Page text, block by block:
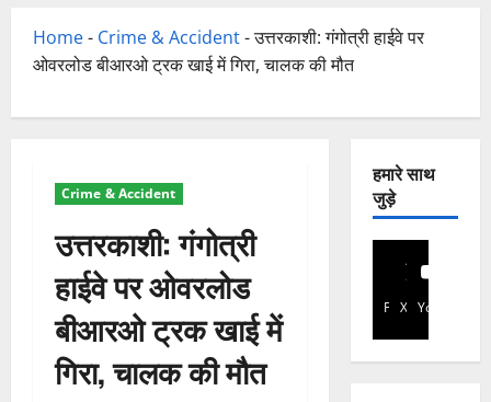
Home- Crime & Accident-उत्तरकाशी: गंगोत्री हाईवे पर
ओवरलोड बीआरओ ट्रक खाई में गिरा, चालक की मौत
Crime & Accident
उत्तरकाशी: गंगोत्री
हाईवे पर ओवरलोड
बीआरओ ट्रक खाई में
गिरा, चालक की मौत
हमारे साथ
जुड़े
Facebook
X YouTube